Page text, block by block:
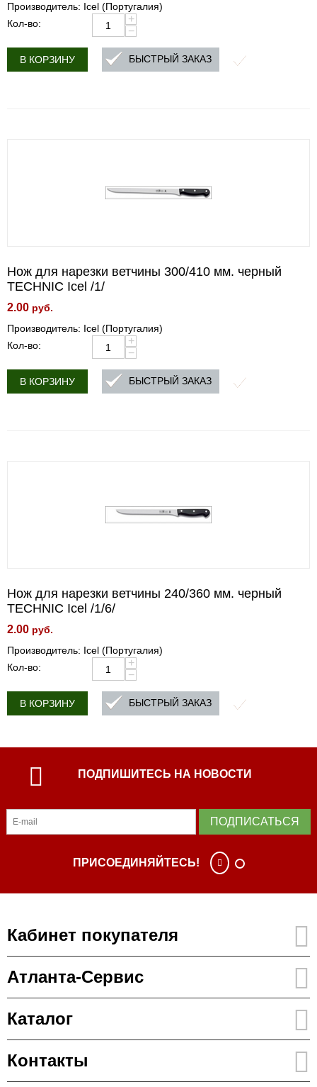
Производитель: Icel (Португалия)
Кол-во:
+
−
В КОРЗИНУ БЫСТРЫЙ ЗАКАЗ
Нож для нарезки ветчины 300/410 мм. черный
TECHNIC Icel /1/
2.00 руб.
Производитель: Icel (Португалия)
Кол-во:
+
−
В КОРЗИНУ БЫСТРЫЙ ЗАКАЗ
Нож для нарезки ветчины 240/360 мм. черный
TECHNIC Icel /1/6/
2.00 руб.
Производитель: Icel (Португалия)
Кол-во:
+
−
В КОРЗИНУ БЫСТРЫЙ ЗАКАЗ
ПОДПИШИТЕСЬ НА НОВОСТИ
ПОДПИСАТЬСЯ
ПРИСОЕДИНЯЙТЕСЬ!
Кабинет покупателя
Атланта-Сервис
Каталог
Контакты